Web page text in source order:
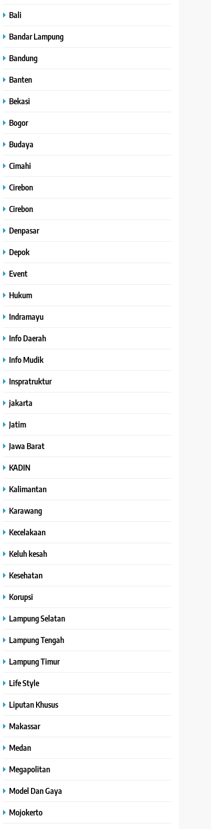
Bali
Bandar Lampung
Bandung
Banten
Bekasi
Bogor
Budaya
Cimahi
Cirebon
Cirebon
Denpasar
Depok
Event
Hukum
Indramayu
Info Daerah
Info Mudik
Inspratruktur
jakarta
Jatim
Jawa Barat
KADIN
Kalimantan
Karawang
Kecelakaan
Keluh kesah
Kesehatan
Korupsi
Lampung Selatan
Lampung Tengah
Lampung Timur
Life Style
Liputan Khusus
Makassar
Medan
Megapolitan
Model Dan Gaya
Mojokerto